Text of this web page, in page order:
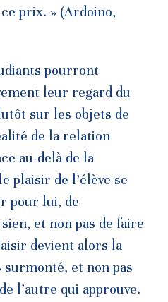
prix. » (Ardoino,
pourront
leur regard du
sur les objets de
de la relation
au-delà de la
plaisir de l’élève se
pour lui, de
et non pas de faire
devient alors la
et non pas
l’autre qui approuve.